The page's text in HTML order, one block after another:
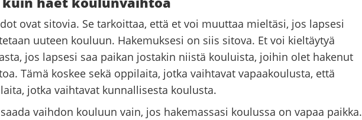
ovat sitovia. Se tarkoittaa, että et voi muuttaa mieltäsi, jos lapsesi
uuteen kouluun. Hakemuksesi on siis sitova. Et voi kieltäytyä
jos lapsesi saa paikan jostakin niistä kouluista, joihin olet hakenut
Tämä koskee sekä oppilaita, jotka vaihtavat vapaakoulusta, että
jotka vaihtavat kunnallisesta koulusta.
vaihdon kouluun vain, jos hakemassasi koulussa on vapaa paikka.